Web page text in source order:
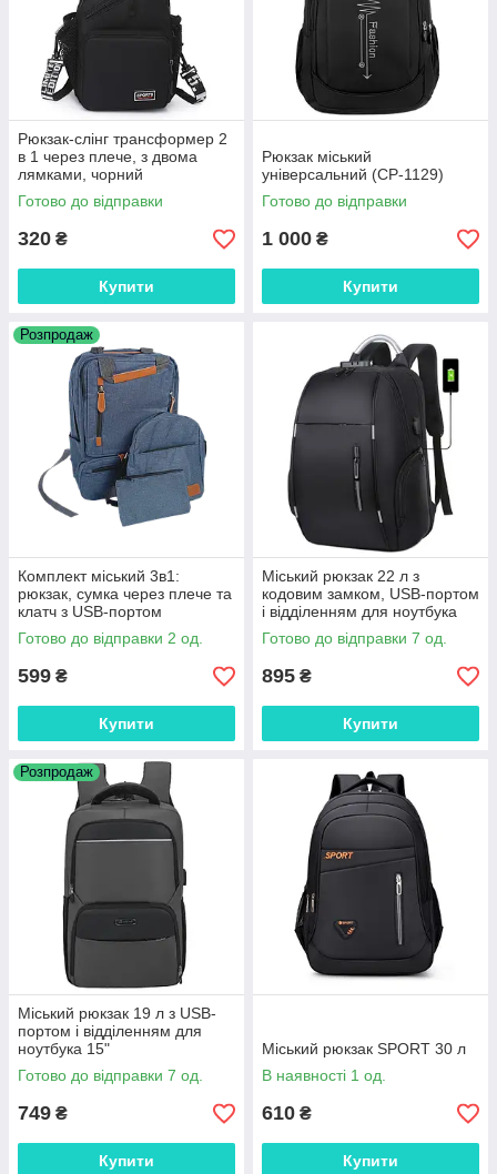
Рюкзак-слінг трансформер 2
в 1 через плече, з двома
лямками, чорний
Готово до відправки
320 ₴
Купити
Рюкзак міський
універсальний (СР-1129)
Готово до відправки
1 000 ₴
Купити
Розпродаж
Комплект міський 3в1:
рюкзак, сумка через плече та
клатч з USB-портом
Готово до відправки 2 од.
599 ₴
Купити
Міський рюкзак 22 л з
кодовим замком, USB-портом
і відділенням для ноутбука
Готово до відправки 7 од.
895 ₴
Купити
Розпродаж
Міський рюкзак 19 л з USB-
портом і відділенням для
ноутбука 15"
Готово до відправки 7 од.
749 ₴
Купити
Міський рюкзак SPORT 30 л
В наявності 1 од.
610 ₴
Купити